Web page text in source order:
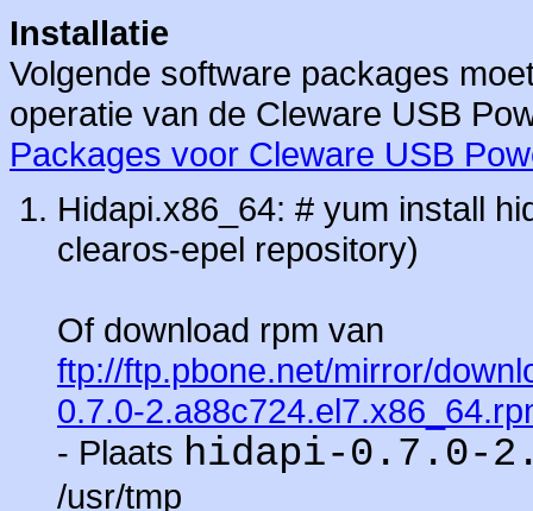
Installatie
Volgende software packages
operatie van de Cleware USB
Packages voor Cleware USB
Hidapi.x86_64: # yum install
clearos-epel repository)
Of download rpm van
ftp://ftp.pbone.net/mirror/
0.7.0-
- Plaats hidapi-0.7.0-
/usr/tmp